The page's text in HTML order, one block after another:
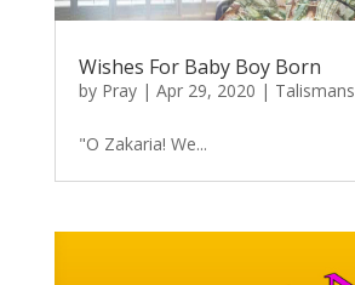
Wishes For Baby Boy Born
by Pray| Apr 29, 2020 | Talismans
"O Zakaria! We...